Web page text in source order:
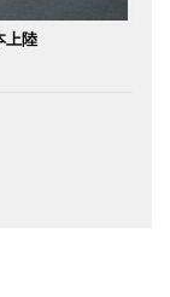
上陸